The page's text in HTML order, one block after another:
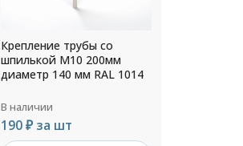
Прямоугольный водосток
оцинкованный 124х86х35
толщ.0,45мм Цинк
В наличии
Цена по запросу